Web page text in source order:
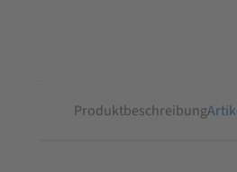
Produktbeschreibung